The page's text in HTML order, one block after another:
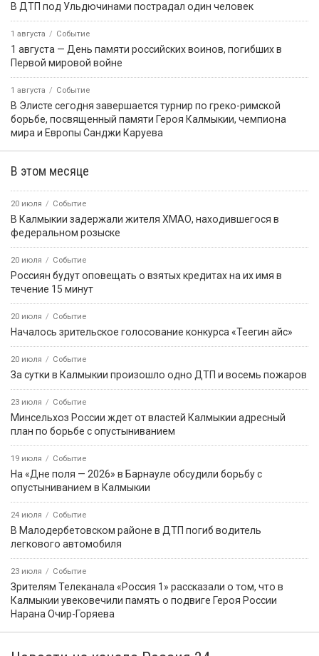
В ДТП под Ульдючинами пострадал один человек
1 августа Событие
1 августа — День памяти российских воинов, погибших в
Первой мировой войне
1 августа Событие
В Элисте сегодня завершается турнир по греко-римской
борьбе, посвященный памяти Героя Калмыкии, чемпиона
мира и Европы Санджи Каруева
В этом месяце
20 июля Событие
В Калмыкии задержали жителя ХМАО, находившегося в
федеральном розыске
20 июля Событие
Россиян будут оповещать о взятых кредитах на их имя в
течение 15 минут
20 июля Событие
Началось зрительское голосование конкурса «Теегин айс»
20 июля Событие
За сутки в Калмыкии произошло одно ДТП и восемь пожаров
23 июля Событие
Минсельхоз России ждет от властей Калмыкии адресный
план по борьбе с опустыниванием
19 июля Событие
На «Дне поля — 2026» в Барнауле обсудили борьбу с
опустыниванием в Калмыкии
24 июля Событие
В Малодербетовском районе в ДТП погиб водитель
легкового автомобиля
23 июля Событие
Зрителям Телеканала «Россия 1» рассказали о том, что в
Калмыкии увековечили память о подвиге Героя России
Нарана Очир-Горяева